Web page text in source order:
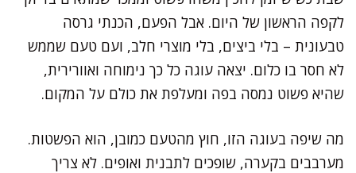
לקפה הראשון של היום. אבל הפעם, הכנתי גרסה
טבעונית – בלי ביצים, בלי מוצרי חלב, ועם טעם שממש
לא חסר בו כלום. יצאה עוגה כל כך נימוחה ואוורירית,
שהיא פשוט נמסה בפה ומעלפת את כולם על המקום.
מה שיפה בעוגה הזו, חוץ מהטעם כמובן, הוא הפשטות.
מערבבים בקערה, שופכים לתבנית ואופים. לא צריך